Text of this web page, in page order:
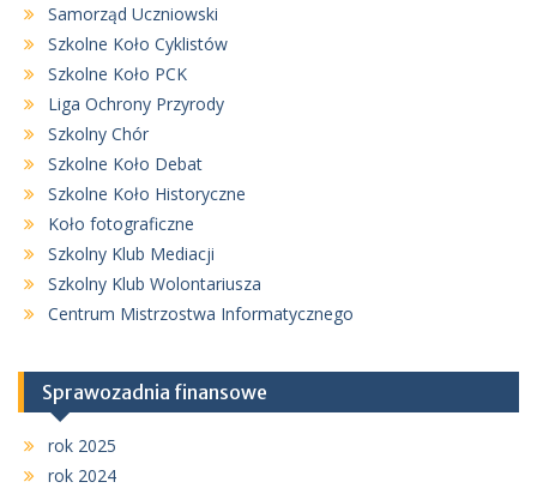
Samorząd Uczniowski
Szkolne Koło Cyklistów
Szkolne Koło PCK
Liga Ochrony Przyrody
Szkolny Chór
Szkolne Koło Debat
Szkolne Koło Historyczne
Koło fotograficzne
Szkolny Klub Mediacji
Szkolny Klub Wolontariusza
Centrum Mistrzostwa Informatycznego
Sprawozadnia finansowe
rok 2025
rok 2024